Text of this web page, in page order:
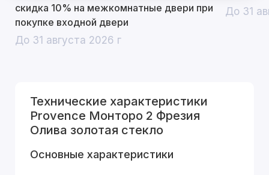
скидка 10% на межкомнатные двери при
покупке входной двери
До 31 августа 2026 г
До 31
Технические характеристики
Provence Монторо 2 Фрезия
Олива золотая стекло
Основные характеристики